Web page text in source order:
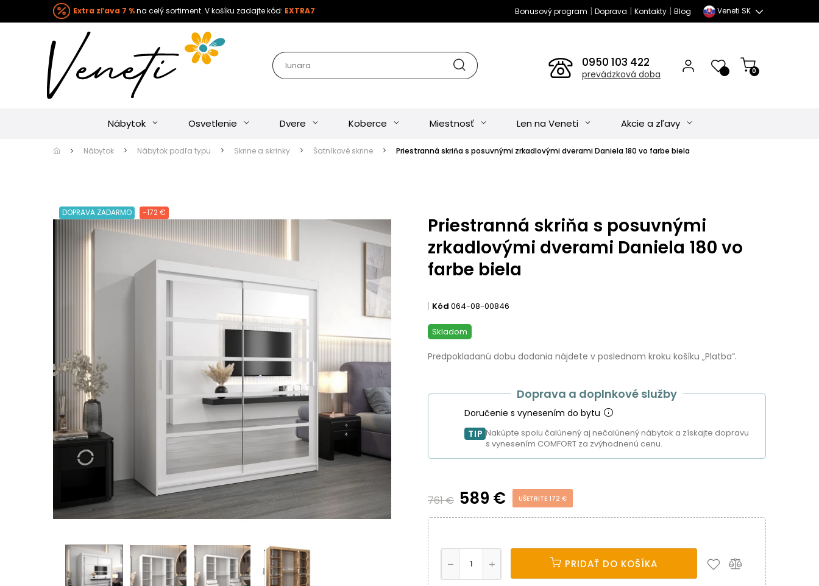
Extra zľava 7 %na celý sortiment. V košíku zadajte kód: EXTRA7 Bonusový program | Doprava | Kontakty| Blog Veneti SK
0950 103 422
prevádzková doba 0
Nábytok Osvetlenie Dvere Koberce Miestnosť Len na Veneti Akcie a zľavy
Nábytok Nábytok podľa typu Skrine a skrinky Šatníkové skrine Priestranná skriňa s posuvnými zrkadlovými dverami Daniela 180 vo farbe biela
DOPRAVA ZADARMO -172 €
Priestranná skriňa s posuvnými
zrkadlovými dverami Daniela 180 vo
farbe biela
Kód 064-08-00846
Skladom
Predpokladanú dobu dodania nájdete v poslednom kroku košíku „Platba“.
Doprava a doplnkové služby
Doručenie s vynesením do bytu
TIP Nakúpte spolu čalúnený aj nečalúnený nábytok a získajte dopravu
s vynesením COMFORT za zvýhodnenú cenu.
761 € 589 € UŠETRITE 172 €
PRIDAŤ DO KOŠÍKA